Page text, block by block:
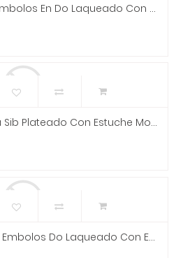
Jupiter - Trombón De Embolos En Do Laqueado Con Estuche Mod.JTB720V
Jupiter - Trombón Vara Sib Plateado Con Estuche Mod.JSL-232S
Blessing - Trombon De Embolos Do Laqueado Con Estuche Mod.6420C-V1